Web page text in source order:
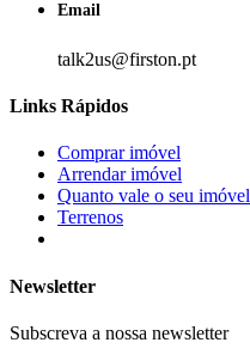
Email
talk2us@firston.pt
Links Rápidos
Comprar imóvel
Arrendar imóvel
Quanto vale o seu imóvel
Terrenos
Newsletter
Subscreva a nossa newsletter